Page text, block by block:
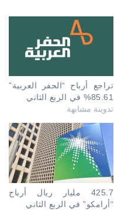
تراجع أرباح “الحفر العربية”
85.61% في الربع الثاني
تدوينة مشابهة
425.7 مليار ريال أرباح
“أرامكو” في الربع الثاني